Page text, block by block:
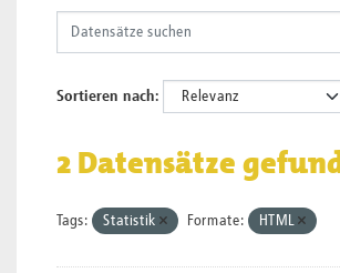
Sortieren nach
2 Datensätze
Tags: Statistik Formate: HTML